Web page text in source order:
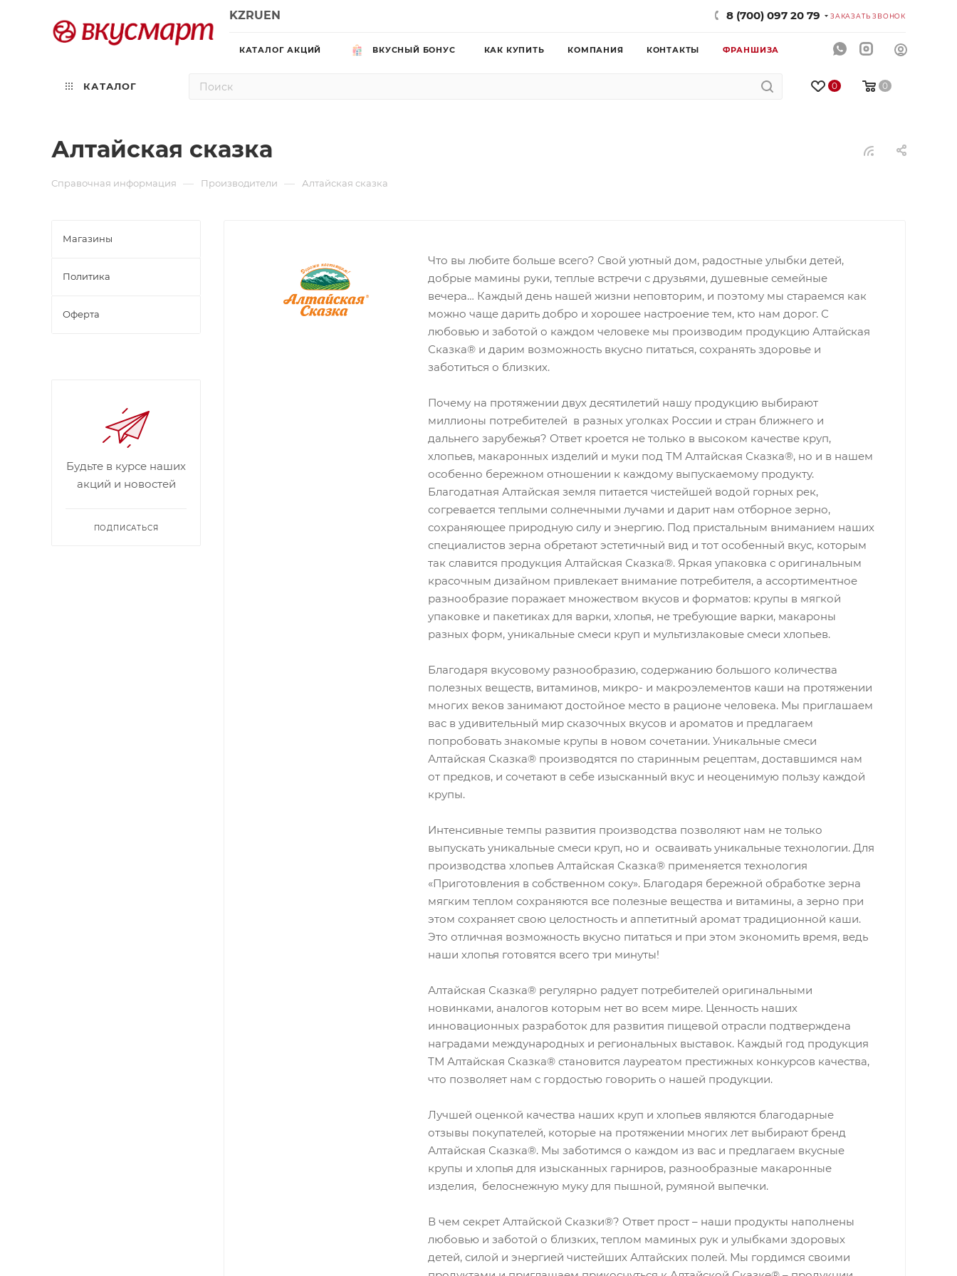
KZRUEN 8 (700) 097 20 79 ЗАКАЗАТЬ ЗВОНОК
КАТАЛОГ АКЦИЙ ВКУСНЫЙ БОНУС КАК КУПИТЬ КОМПАНИЯ КОНТАКТЫ ФРАНШИЗА
0 0
КАТАЛОГ
Алтайская сказка
Справочная информация — Производители — Алтайская сказка
Что вы любите больше всего? Свой уютный дом, радостные улыбки детей,
добрые мамины руки, теплые встречи с друзьями, душевные семейные
вечера… Каждый день нашей жизни неповторим, и поэтому мы стараемся как
можно чаще дарить добро и хорошее настроение тем, кто нам дорог. С
любовью и заботой о каждом человеке мы производим продукцию Алтайская
Сказка® и дарим возможность вкусно питаться, сохранять здоровье и
заботиться о близких.
Почему на протяжении двух десятилетий нашу продукцию выбирают
миллионы потребителей в разных уголках России и стран ближнего и
дальнего зарубежья? Ответ кроется не только в высоком качестве круп,
хлопьев, макаронных изделий и муки под ТМ Алтайская Сказка®, но и в нашем
особенно бережном отношении к каждому выпускаемому продукту.
Благодатная Алтайская земля питается чистейшей водой горных рек,
согревается теплыми солнечными лучами и дарит нам отборное зерно,
сохраняющее природную силу и энергию. Под пристальным вниманием наших
специалистов зерна обретают эстетичный вид и тот особенный вкус, которым
так славится продукция Алтайская Сказка®. Яркая упаковка с оригинальным
красочным дизайном привлекает внимание потребителя, а ассортиментное
разнообразие поражает множеством вкусов и форматов: крупы в мягкой
упаковке и пакетиках для варки, хлопья, не требующие варки, макароны
разных форм, уникальные смеси круп и мультизлаковые смеси хлопьев.
Благодаря вкусовому разнообразию, содержанию большого количества
полезных веществ, витаминов, микро- и макроэлементов каши на протяжении
многих веков занимают достойное место в рационе человека. Мы приглашаем
вас в удивительный мир сказочных вкусов и ароматов и предлагаем
попробовать знакомые крупы в новом сочетании. Уникальные смеси
Алтайская Сказка® производятся по старинным рецептам, доставшимся нам
от предков, и сочетают в себе изысканный вкус и неоценимую пользу каждой
крупы.
Интенсивные темпы развития производства позволяют нам не только
выпускать уникальные смеси круп, но и осваивать уникальные технологии. Для
производства хлопьев Алтайская Сказка® применяется технология
«Приготовления в собственном соку». Благодаря бережной обработке зерна
мягким теплом сохраняются все полезные вещества и витамины, а зерно при
этом сохраняет свою целостность и аппетитный аромат традиционной каши.
Это отличная возможность вкусно питаться и при этом экономить время, ведь
наши хлопья готовятся всего три минуты!
Алтайская Сказка® регулярно радует потребителей оригинальными
новинками, аналогов которым нет во всем мире. Ценность наших
инновационных разработок для развития пищевой отрасли подтверждена
наградами международных и региональных выставок. Каждый год продукция
ТМ Алтайская Сказка® становится лауреатом престижных конкурсов качества,
что позволяет нам с гордостью говорить о нашей продукции.
Лучшей оценкой качества наших круп и хлопьев являются благодарные
отзывы покупателей, которые на протяжении многих лет выбирают бренд
Алтайская Сказка®. Мы заботимся о каждом из вас и предлагаем вкусные
крупы и хлопья для изысканных гарниров, разнообразные макаронные
изделия, белоснежную муку для пышной, румяной выпечки.
В чем секрет Алтайской Сказки®? Ответ прост – наши продукты наполнены
любовью и заботой о близких, теплом маминых рук и улыбками здоровых
детей, силой и энергией чистейших Алтайских полей. Мы гордимся своими
Магазины
Политика
Офертa
Будьте в курсе наших
акций и новостей
ПОДПИСАТЬСЯ